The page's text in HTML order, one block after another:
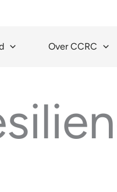
Over CCRC